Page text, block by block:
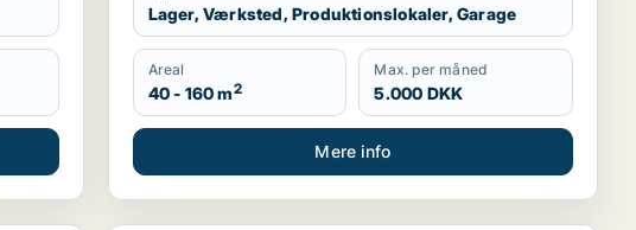
Lager, Værksted, Produktionslokaler, Garage
Areal
40 - 160 m2
Max. per måned
5.000 DKK
Mere info